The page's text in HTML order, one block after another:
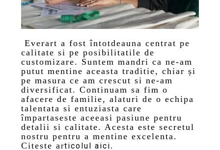
Everart a fost întotdeauna centrat pe
calitate si pe posibilitatile de
customizare. Suntem mandri ca ne-am
putut mentine aceasta traditie, chiar și
pe masura ce am crescut si ne-am
diversificat. Continuam sa fim o
afacere de familie, alaturi de o echipa
talentata si entuziasta care
împartaseste aceeasi pasiune pentru
detalii si calitate. Acesta este secretul
nostru pentru a mentine excelenta.
Citeste articolul aici.